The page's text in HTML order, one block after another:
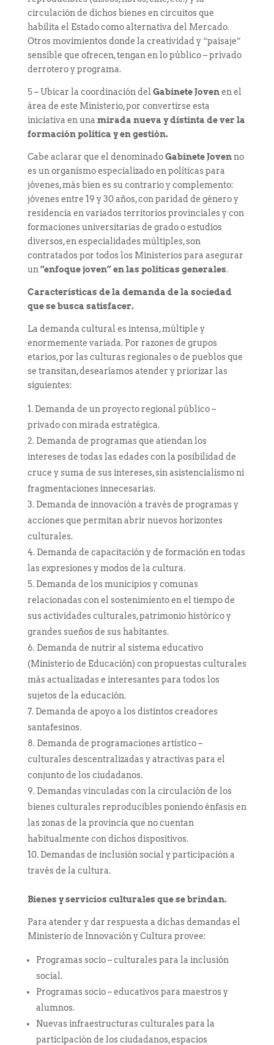
circulación de dichos bienes en circuitos que
habilita el Estado como alternativa del Mercado.
Otros movimientos donde la creatividad y “paisaje”
sensible que ofrecen, tengan en lo público – privado
derrotero y programa.
5 – Ubicar la coordinación del Gabinete Jovenen el
área de este Ministerio, por convertirse esta
iniciativa en una mirada nueva y distinta de ver la
formación política y en gestión.
Cabe aclarar que el denominadoGabinete Jovenno
es un organismo especializado en políticas para
jóvenes, más bien es su contrario y complemento:
jóvenes entre 19 y 30 años, con paridad de género y
residencia en variados territorios provinciales y con
formaciones universitarias de grado o estudios
diversos, en especialidades múltiples, son
contratados por todos los Ministerios para asegurar
un “enfoque joven” en las políticas generales.
Características de la demanda de la sociedad
que se busca satisfacer.
La demanda cultural es intensa, múltiple y
enormemente variada. Por razones de grupos
etarios, por las culturas regionales o de pueblos que
se transitan, desearíamos atender y priorizar las
siguientes:
Demanda de un proyecto regional público –
privado con mirada estratégica.
Demanda de programas que atiendan los
intereses de todas las edades con la posibilidad de
cruce y suma de sus intereses, sin asistencialismo ni
fragmentaciones innecesarias.
Demanda de innovación a través de programas y
acciones que permitan abrir nuevos horizontes
culturales.
Demanda de capacitación y de formación en todas
las expresiones y modos de la cultura.
Demanda de los municipios y comunas
relacionadas con el sostenimiento en el tiempo de
sus actividades culturales, patrimonio histórico y
grandes sueños de sus habitantes.
Demanda de nutrir al sistema educativo
(Ministerio de Educación) con propuestas culturales
más actualizadas e interesantes para todos los
sujetos de la educación.
Demanda de apoyo a los distintos creadores
santafesinos.
Demanda de programaciones artístico –
culturales descentralizadas y atractivas para el
conjunto de los ciudadanos.
Demandas vinculadas con la circulación de los
bienes culturales reproducibles poniendo énfasis en
las zonas de la provincia que no cuentan
habitualmente con dichos dispositivos.
Demandas de inclusión social y participación a
través de la cultura.
Bienes y servicios culturales que se brindan.
Para atender y dar respuesta a dichas demandas el
Ministerio de Innovación y Cultura provee:
Programas socio – culturales para la inclusión
social.
Programas socio – educativos para maestros y
alumnos.
Nuevas infraestructuras culturales para la
participación de los ciudadanos, espacios